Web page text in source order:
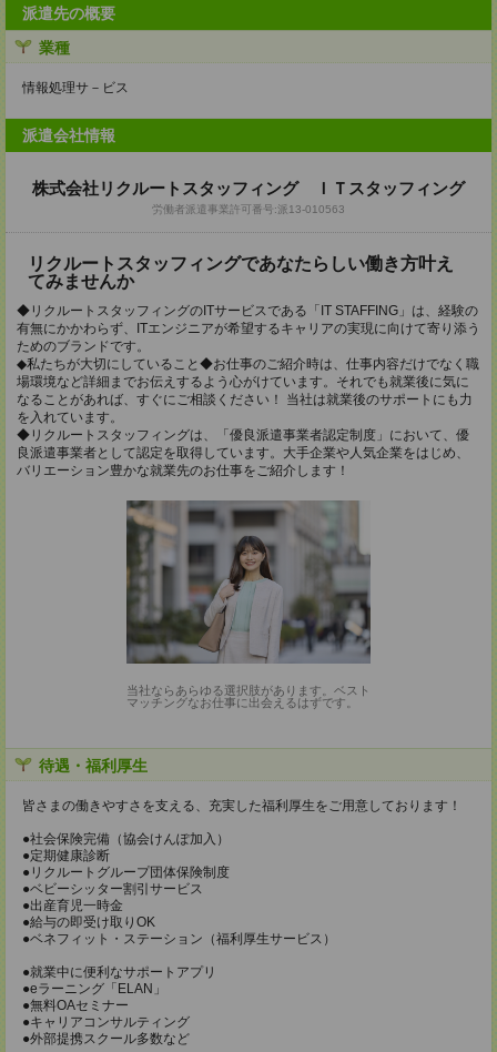
派遣先の概要
業種
情報処理サ－ビス
派遣会社情報
株式会社リクルートスタッフィング ＩＴスタッフィング
労働者派遣事業許可番号:派13-010563
リクルートスタッフィングであなたらしい働き方叶え
てみませんか
◆リクルートスタッフィングのITサービスである「IT STAFFING」は、経験の
有無にかかわらず、ITエンジニアが希望するキャリアの実現に向けて寄り添う
ためのブランドです。
◆私たちが大切にしていること◆お仕事のご紹介時は、仕事内容だけでなく職
場環境など詳細までお伝えするよう心がけています。それでも就業後に気に
なることがあれば、すぐにご相談ください！ 当社は就業後のサポートにも力
を入れています。
◆リクルートスタッフィングは、「優良派遣事業者認定制度」において、優
良派遣事業者として認定を取得しています。大手企業や人気企業をはじめ、
バリエーション豊かな就業先のお仕事をご紹介します！
当社ならあらゆる選択肢があります。ベスト
マッチングなお仕事に出会えるはずです。
待遇・福利厚生
皆さまの働きやすさを支える、充実した福利厚生をご用意しております！
●社会保険完備（協会けんぽ加入）
●定期健康診断
●リクルートグループ団体保険制度
●ベビーシッター割引サービス
●出産育児一時金
●給与の即受け取りOK
●ベネフィット・ステーション（福利厚生サービス）
●就業中に便利なサポートアプリ
●eラーニング「ELAN」
●無料OAセミナー
●キャリアコンサルティング
●外部提携スクール多数など